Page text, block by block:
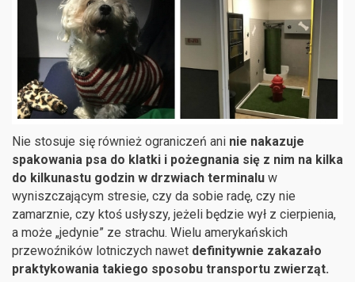
Nie stosuje się również ograniczeń ani nie nakazuje
spakowania psa do klatki i pożegnania się z nim na kilka
do kilkunastu godzin w drzwiach terminalu w
wyniszczającym stresie, czy da sobie radę, czy nie
zamarznie, czy ktoś usłyszy, jeżeli będzie wył z cierpienia,
a może „jedynie” ze strachu. Wielu amerykańskich
przewoźników lotniczych nawet definitywnie zakazało
praktykowania takiego sposobu transportu zwierząt.